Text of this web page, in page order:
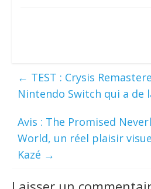
← TEST : Crysis
Nintendo Switch qui a de
Avis : The Promised
World, un réel plaisir
Kazé →